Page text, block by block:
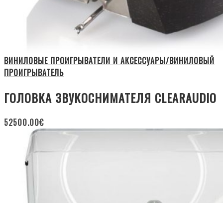
ВИНИЛОВЫЕ ПРОИГРЫВАТЕЛИ И АКСЕССУАРЫ/ВИНИЛОВЫЙ
ПРОИГРЫВАТЕЛЬ
ГОЛОВКА ЗВУКОСНИМАТЕЛЯ CLEARAUDIO
52500.00€